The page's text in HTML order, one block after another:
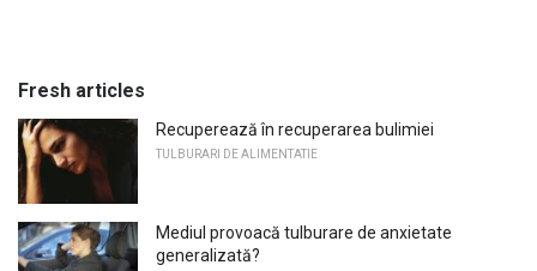
Fresh articles
Recuperează în recuperarea bulimiei
TULBURARI DE ALIMENTATIE
Mediul provoacă tulburare de anxietate
generalizată?